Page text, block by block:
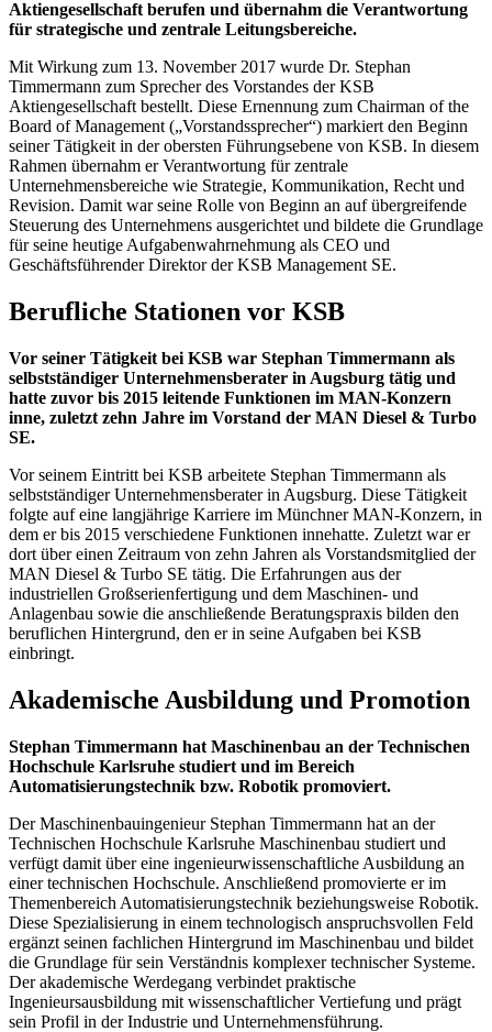
Aktiengesellschaft berufen und übernahm die Verantwortung
für strategische und zentrale Leitungsbereiche.
Mit Wirkung zum 13. November 2017 wurde Dr. Stephan
Timmermann zum Sprecher des Vorstandes der KSB
Aktiengesellschaft bestellt. Diese Ernennung zum Chairman of the
Board of Management („Vorstandssprecher“) markiert den Beginn
seiner Tätigkeit in der obersten Führungsebene von KSB. In diesem
Rahmen übernahm er Verantwortung für zentrale
Unternehmensbereiche wie Strategie, Kommunikation, Recht und
Revision. Damit war seine Rolle von Beginn an auf übergreifende
Steuerung des Unternehmens ausgerichtet und bildete die Grundlage
für seine heutige Aufgabenwahrnehmung als CEO und
Geschäftsführender Direktor der KSB Management SE.
Berufliche Stationen vor KSB
Vor seiner Tätigkeit bei KSB war Stephan Timmermann als
selbstständiger Unternehmensberater in Augsburg tätig und
hatte zuvor bis 2015 leitende Funktionen im MAN‑Konzern
inne, zuletzt zehn Jahre im Vorstand der MAN Diesel & Turbo
SE.
Vor seinem Eintritt bei KSB arbeitete Stephan Timmermann als
selbstständiger Unternehmensberater in Augsburg. Diese Tätigkeit
folgte auf eine langjährige Karriere im Münchner MAN‑Konzern, in
dem er bis 2015 verschiedene Funktionen innehatte. Zuletzt war er
dort über einen Zeitraum von zehn Jahren als Vorstandsmitglied der
MAN Diesel & Turbo SE tätig. Die Erfahrungen aus der
industriellen Großserienfertigung und dem Maschinen- und
Anlagenbau sowie die anschließende Beratungspraxis bilden den
beruflichen Hintergrund, den er in seine Aufgaben bei KSB
einbringt.
Akademische Ausbildung und Promotion
Stephan Timmermann hat Maschinenbau an der Technischen
Hochschule Karlsruhe studiert und im Bereich
Automatisierungstechnik bzw. Robotik promoviert.
Der Maschinenbauingenieur Stephan Timmermann hat an der
Technischen Hochschule Karlsruhe Maschinenbau studiert und
verfügt damit über eine ingenieurwissenschaftliche Ausbildung an
einer technischen Hochschule. Anschließend promovierte er im
Themenbereich Automatisierungstechnik beziehungsweise Robotik.
Diese Spezialisierung in einem technologisch anspruchsvollen Feld
ergänzt seinen fachlichen Hintergrund im Maschinenbau und bildet
die Grundlage für sein Verständnis komplexer technischer Systeme.
Der akademische Werdegang verbindet praktische
Ingenieursausbildung mit wissenschaftlicher Vertiefung und prägt
sein Profil in der Industrie und Unternehmensführung.